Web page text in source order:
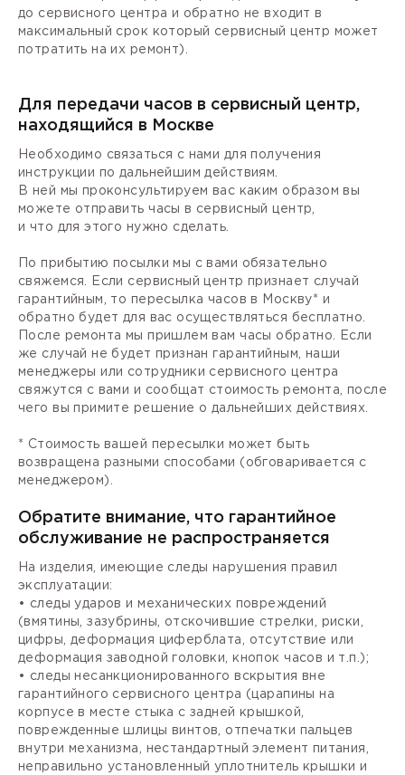
до сервисного центра и обратно не входит в
максимальный срок который сервисный центр может
потратить на их ремонт).
Для передачи часов в сервисный центр,
находящийся в Москве
Необходимо связаться с нами для получения
инструкции по дальнейшим действиям.
В ней мы проконсультируем вас каким образом вы
можете отправить часы в сервисный центр,
и что для этого нужно сделать.
По прибытию посылки мы с вами обязательно
свяжемся. Если сервисный центр признает случай
гарантийным, то пересылка часов в Москву* и
обратно будет для вас осуществляться бесплатно.
После ремонта мы пришлем вам часы обратно. Если
же случай не будет признан гарантийным, наши
менеджеры или сотрудники сервисного центра
свяжутся с вами и сообщат стоимость ремонта, после
чего вы примите решение о дальнейших действиях.
* Стоимость вашей пересылки может быть
возвращена разными способами (обговаривается с
менеджером).
Обратите внимание, что гарантийное
обслуживание не распространяется
На изделия, имеющие следы нарушения правил
эксплуатации:
• следы ударов и механических повреждений
(вмятины, зазубрины, отскочившие стрелки, риски,
цифры, деформация циферблата, отсутствие или
деформация заводной головки, кнопок часов и т.п.);
• следы несанкционированного вскрытия вне
гарантийного сервисного центра (царапины на
корпусе в месте стыка с задней крышкой,
поврежденные шлицы винтов, отпечатки пальцев
внутри механизма, нестандартный элемент питания,
неправильно установленный уплотнитель крышки и